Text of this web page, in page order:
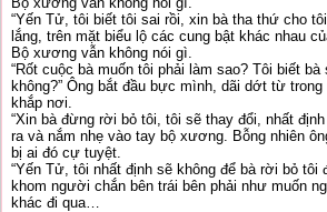
“Yến Tử, tôi biết tôi sai rồi, xin bà tha thứ cho
lắng, trên mặt biểu lộ các cung bật khác nhau
Bộ xương vẫn không nói gì.
“Rốt cuộc bà muốn tôi phải làm sao? Tôi biết
không?” Ông bắt đầu bực mình, dãi dớt từ
khắp nơi.
“Xin bà đừng rời bỏ tôi, tôi sẽ thay đổi, nhất
ra và nắm nhẹ vào tay bộ xương. Bỗng nhiên
bị ai đó cự tuyệt.
“Yến Tử, tôi nhất định sẽ không để bà rời bỏ tôi
khom người chắn bên trái bên phải như muốn
khác đi qua…